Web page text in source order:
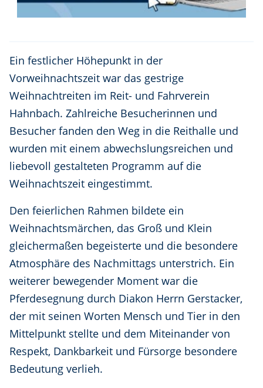
Ein festlicher Höhepunkt in der
Vorweihnachtszeit war das gestrige
Weihnachtreiten im Reit- und Fahrverein
Hahnbach. Zahlreiche Besucherinnen und
Besucher fanden den Weg in die Reithalle und
wurden mit einem abwechslungsreichen und
liebevoll gestalteten Programm auf die
Weihnachtszeit eingestimmt.
Den feierlichen Rahmen bildete ein
Weihnachtsmärchen, das Groß und Klein
gleichermaßen begeisterte und die besondere
Atmosphäre des Nachmittags unterstrich. Ein
weiterer bewegender Moment war die
Pferdesegnung durch Diakon Herrn Gerstacker,
der mit seinen Worten Mensch und Tier in den
Mittelpunkt stellte und dem Miteinander von
Respekt, Dankbarkeit und Fürsorge besondere
Bedeutung verlieh.